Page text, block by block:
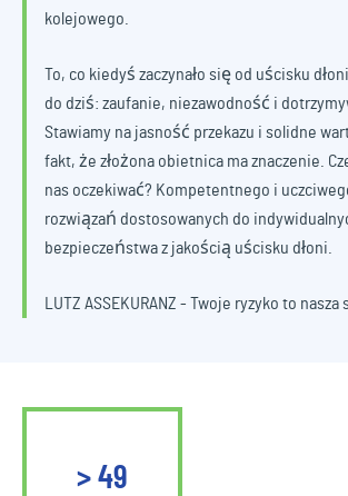
kolejowego.
To, co kiedyś zaczynało się od uścisku
do dziś: zaufanie, niezawodność i
Stawiamy na jasność przekazu i solidne
fakt, że złożona obietnica ma znaczenie.
nas oczekiwać? Kompetentnego i
rozwiązań dostosowanych do
bezpieczeństwa z jakością uścisku dłoni.
LUTZ ASSEKURANZ - Twoje ryzyko to nasza
>50